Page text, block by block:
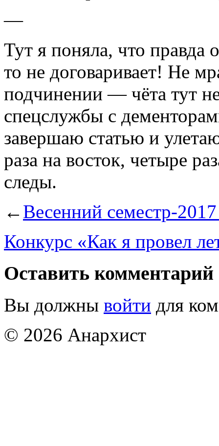
—
Тут я поняла, что правда
то не договаривает! Не
подчинении — чёта тут
спецслужбы с
завершаю статью и
раза на восток, четыре
следы.
← Весенний семестр-
Конкурс «Как я провел
Оставить комментарий
Вы должны войти для
© 2026 Анархист